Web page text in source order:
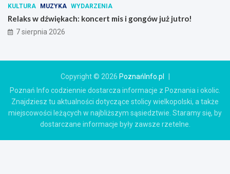
KULTURA MUZYKA WYDARZENIA
Relaks w dźwiękach: koncert mis i gongów już jutro!
7 sierpnia 2026
Copyright © 2026 PoznańInfo.pl
Poznań Info codziennie dostarcza informacje z Poznania i okolic.
Znajdziesz tu aktualności dotyczące stolicy wielkopolski, a także
miejscowości leżących w najbliższym sąsiedztwie. Staramy się, by
dostarczane informacje były zawsze rzetelne.